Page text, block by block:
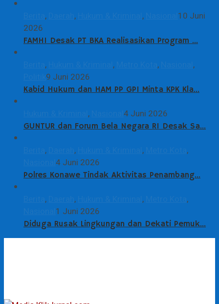
, , ,
10 Juni
2026
FAMHI Desak PT BKA Realisasikan Program …
, , ,
,
9 Juni 2026
Kabid Hukum dan HAM PP GPI Minta KPK Kla…
, 4 Juni 2026
GUNTUR dan Forum Bela Negara RI Desak Sa…
, , ,
,
4 Juni 2026
Polres Konawe Tindak Aktivitas Penambang…
, , ,
,
1 Juni 2026
Diduga Rusak Lingkungan dan Dekati Pemuk…